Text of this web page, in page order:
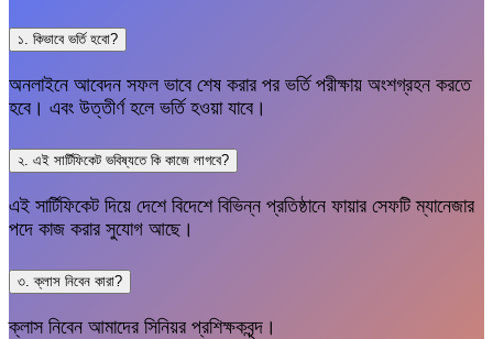
১. কিভাবে ভর্তি হবো?
অনলাইনে আবেদন সফল ভাবে শেষ করার পর ভর্তি পরীক্ষায় অংশগ্রহন করতে
হবে। এবং উত্তীর্ণ হলে ভর্তি হওয়া যাবে।
২. এই সার্টিফিকেট ভবিষ্যতে কি কাজে লাগবে?
এই সার্টিফিকেট দিয়ে দেশে বিদেশে বিভিন্ন প্রতিষ্ঠানে ফায়ার সেফটি ম্যানেজার
পদে কাজ করার সুযোগ আছে।
৩. ক্লাস নিবেন কারা?
ক্লাস নিবেন আমাদের সিনিয়র প্রশিক্ষকবৃন্দ।